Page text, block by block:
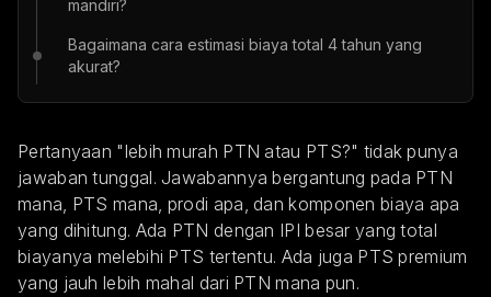
mandiri?
Bagaimana cara estimasi biaya total 4 tahun yang
akurat?
Pertanyaan "lebih murah PTN atau PTS?" tidak punya
jawaban tunggal. Jawabannya bergantung pada PTN
mana, PTS mana, prodi apa, dan komponen biaya apa
yang dihitung. Ada PTN dengan IPI besar yang total
biayanya melebihi PTS tertentu. Ada juga PTS premium
yang jauh lebih mahal dari PTN mana pun.